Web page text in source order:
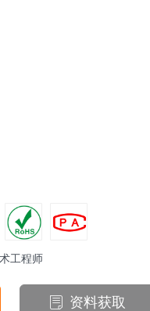
ꂓ 资料获取
工程师